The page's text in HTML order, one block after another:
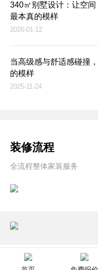
340㎡别墅设计：让空
最本真的模样
2026-01-12
当高级感与舒适感碰撞
的模样
2025-11-24
装修流程
全流程整体家装服务